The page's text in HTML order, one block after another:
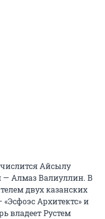
Айсылу
— Алмаз Валиуллин. В
двух казанских
Архитектс» и
владеет Рустем